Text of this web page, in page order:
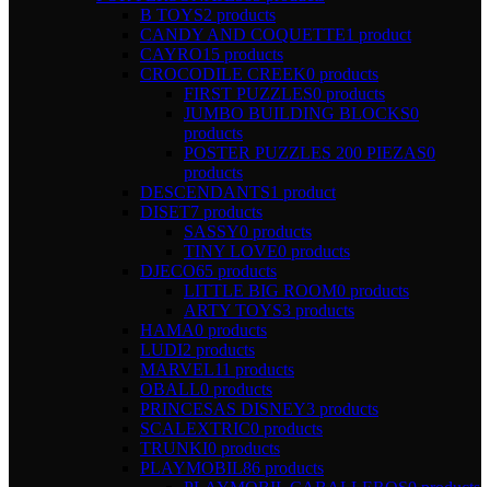
B TOYS2 products
CANDY AND COQUETTE1 product
CAYRO15 products
CROCODILE CREEK0 products
FIRST PUZZLES0 products
JUMBO BUILDING BLOCKS0
products
POSTER PUZZLES 200 PIEZAS0
products
DESCENDANTS1 product
DISET7 products
SASSY0 products
TINY LOVE0 products
DJECO65 products
LITTLE BIG ROOM0 products
ARTY TOYS3 products
HAMA0 products
LUDI2 products
MARVEL11 products
OBALL0 products
PRINCESAS DISNEY3 products
SCALEXTRIC0 products
TRUNKI0 products
PLAYMOBIL86 products